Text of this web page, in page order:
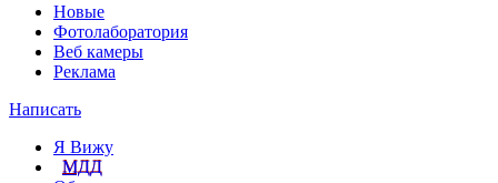
Новые
Фотолаборатория
Веб камеры
Реклама
Написать
Я Вижу
МДД